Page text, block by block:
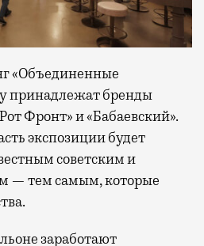
«Объединенные
принадлежат бренды
Фронт» и «Бабаевский».
экспозиции будет
советским и
— тем самым, которые
заработают